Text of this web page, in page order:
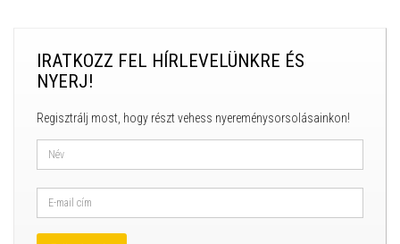
IRATKOZZ FEL HÍRLEVELÜNKRE ÉS
NYERJ!
Regisztrálj most, hogy részt vehess nyereménysorsolásainkon!